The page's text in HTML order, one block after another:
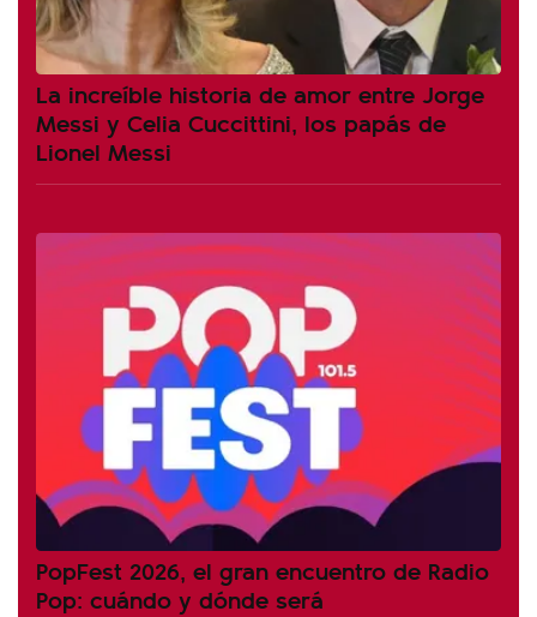
La increíble historia de amor entre Jorge
Messi y Celia Cuccittini, los papás de
Lionel Messi
PopFest 2026, el gran encuentro de Radio
Pop: cuándo y dónde será